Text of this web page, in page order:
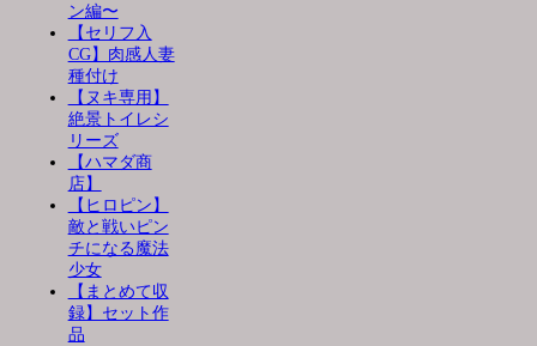
ン編〜
【セリフ入
CG】肉感人妻
種付け
【ヌキ専用】
絶景トイレシ
リーズ
【ハマダ商
店】
【ヒロピン】
敵と戦いピン
チになる魔法
少女
【まとめて収
録】セット作
品